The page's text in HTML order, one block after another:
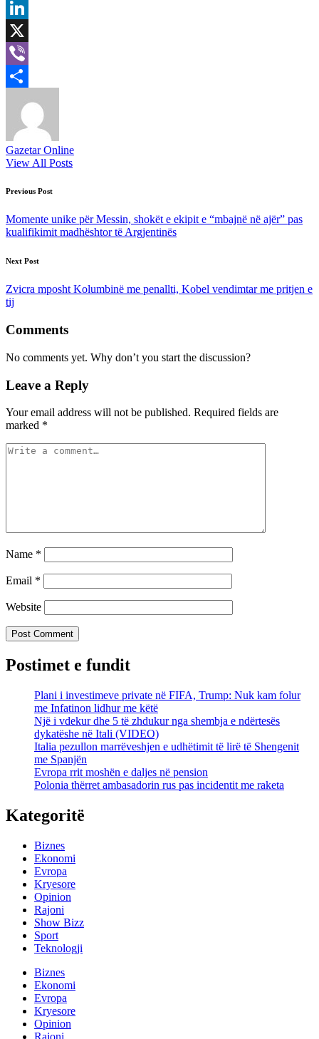
Email
LinkedIn
X
Viber
Gazetar Online
View All Posts
Post
navigation
Previous Post
Momente unike për Messin, shokët e ekipit e “mbajnë në ajër” pas
kualifikimit madhështor të Argjentinës
Next Post
Zvicra mposht Kolumbinë me penallti, Kobel vendimtar me pritjen e
tij
Comments
No comments yet. Why don’t you start the discussion?
Leave a Reply
Your email address will not be published. Required fields are
marked *
Name *
Email *
Website
Postimet e fundit
Plani i investimeve private në FIFA, Trump: Nuk kam folur
me Infatinon lidhur me këtë
Një i vdekur dhe 5 të zhdukur nga shembja e ndërtesës
dykatëshe në Itali (VIDEO)
Italia pezullon marrëveshjen e udhëtimit të lirë të Shengenit
me Spanjën
Evropa rrit moshën e daljes në pension
Polonia thërret ambasadorin rus pas incidentit me raketa
Kategoritë
Biznes
Ekonomi
Evropa
Kryesore
Opinion
Rajoni
Show Bizz
Sport
Teknologji
Biznes
Ekonomi
Evropa
Kryesore
Opinion
Rajoni